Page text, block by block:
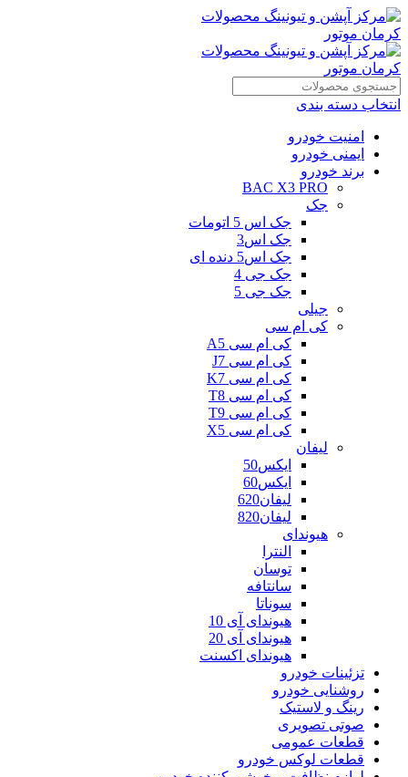
انتخاب دسته بندی
امنیت خودرو
ایمنی خودرو
برند خودرو
BAC X3 PRO
جک
جک اس 5 اتومات
جک اس3
جک اس5 دنده ای
جک جی 4
جک جی 5
جیلی
کی ام سی
کی ام سی A5
کی ام سی J7
کی ام سی K7
کی ام سی T8
کی ام سی T9
کی ام سی X5
لیفان
ایکس50
ایکس60
لیفان620
لیفان820
هیوندای
النترا
توسان
سانتافه
سوناتا
هیوندای آی 10
هیوندای آی 20
هیوندای اکسنت
تزئینات خودرو
روشنایی خودرو
رینگ و لاستیک
صوتی تصویری
قطعات عمومی
قطعات لوکس خودرو